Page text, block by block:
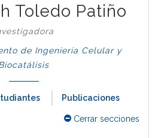
Toledo Patiño
de Ingeniería Celular y
Publicaciones
Cerrar secciones